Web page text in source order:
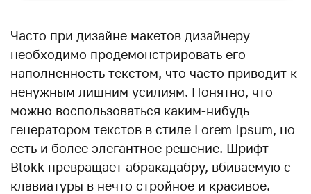
Часто при дизайне макетов дизайнеру
необходимо продемонстрировать его
наполненность текстом, что часто приводит к
ненужным лишним усилиям. Понятно, что
можно воспользоваться каким-нибудь
генератором текстов в стиле Lorem Ipsum, но
есть и более элегантное решение. Шрифт
Blokk превращает абракадабру, вбиваемую с
клавиатуры в нечто стройное и красивое.